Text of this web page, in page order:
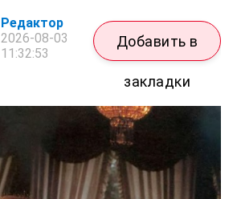
Редактор
2026-08-03
11:32:53
Добавить в
закладки